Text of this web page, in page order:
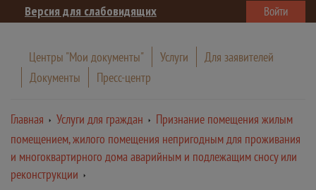
Версия для слабовидящих Войти
Центры "Мои документы" Услуги
Для заявителей
Документы
Пресс-центр
Главная Услуги для граждан
Признание помещения жилым
помещением, жилого помещения непригодным для проживания
и многоквартирного дома аварийным и подлежащим сносу или
реконструкции